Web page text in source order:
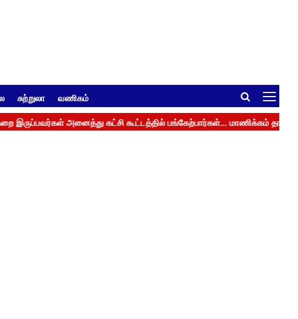
சுற்றுலா வணிகம்